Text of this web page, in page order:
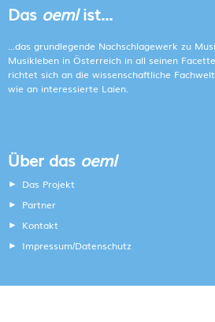
Das oemlist...
...das grundlegende Nachschlagewerk zu
Musikleben in Österreich in all seinen
richtet sich an die wissenschaftliche
wie an interessierte Laien.
Über das oeml
Das Projekt
Partner
Kontakt
Impressum/Datenschutz